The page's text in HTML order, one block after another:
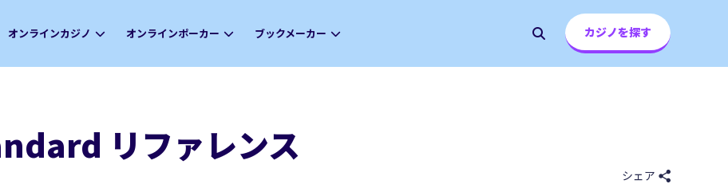
オンラインカジノ オンラインポーカー ブックメーカー カジノを探す
リファレンス
シェア